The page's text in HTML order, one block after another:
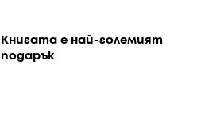
Книгата е най-големият
подарък